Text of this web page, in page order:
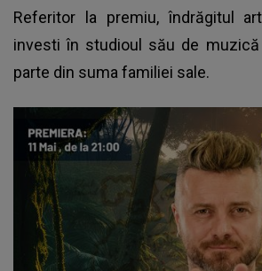
Referitor la premiu, îndrăgitul
investi în studioul său de
parte din suma familiei sale.